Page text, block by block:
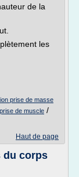
de la
les
prise de masse
de muscle /
Haut de page
du corps